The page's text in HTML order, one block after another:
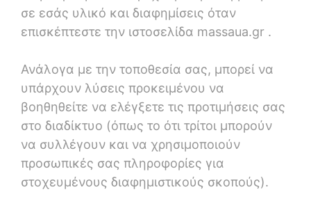
σε εσάς υλικό και διαφημίσεις όταν
επισκέπτεστε την ιστοσελίδα massaua.gr .
Ανάλογα με την τοποθεσία σας, μπορεί να
υπάρχουν λύσεις προκειμένου να
βοηθηθείτε να ελέγξετε τις προτιμήσεις σας
στο διαδίκτυο (όπως το ότι τρίτοι μπορούν
να συλλέγουν και να χρησιμοποιούν
προσωπικές σας πληροφορίες για
στοχευμένους διαφημιστικούς σκοπούς).